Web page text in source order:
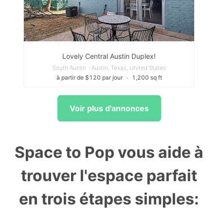
Lovely Central Austin Duplex!
South Austin - Austin, Texas, United States
à partir de $120 par jour
∙ 1,200 sq ft
Voir plus d'annonces
Space to Pop vous aide à
trouver l'espace parfait
en trois étapes simples: